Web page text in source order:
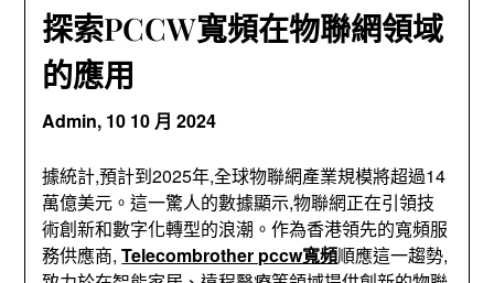
探索PCCW寬頻在物聯網領域
的應用
Admin, 10 10 月 2024
據統計,預計到2025年,全球物聯網產業規模將超過14
萬億美元。這一驚人的數據顯示,物聯網正在引領技
術創新和數字化轉型的浪潮。作為香港領先的寬頻服
務供應商,Telecombrother pccw寬頻順應這一趨勢,